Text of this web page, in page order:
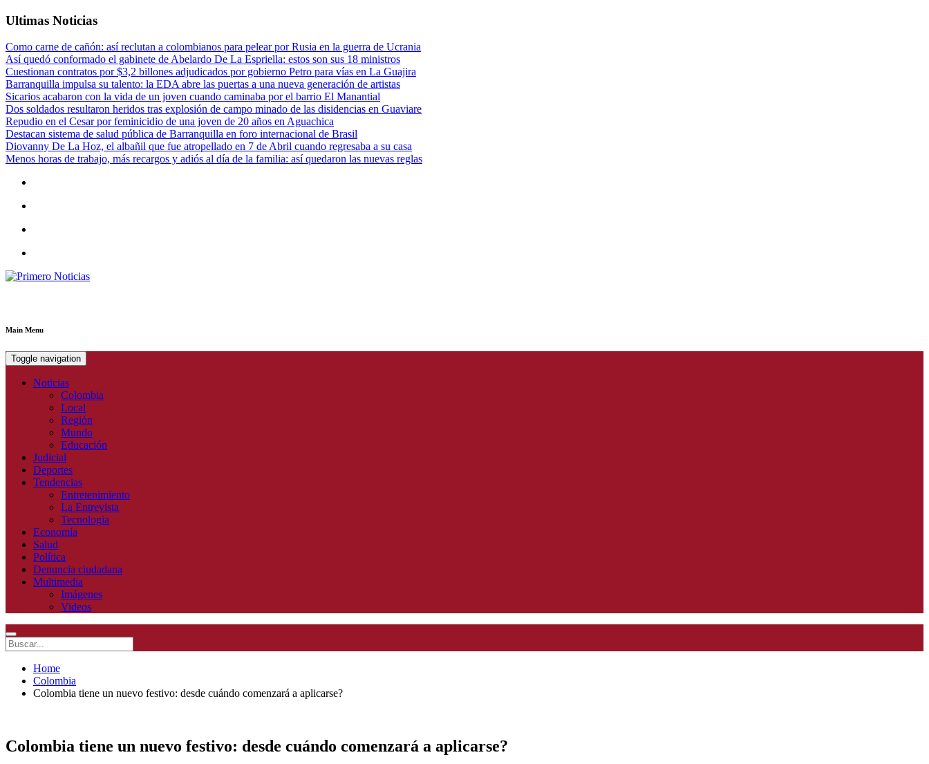
Ultimas Noticias
Como carne de cañón: así reclutan a colombianos para pelear por Rusia en la guerra de Ucrania
Así quedó conformado el gabinete de Abelardo De La Espriella: estos son sus 18 ministros
Cuestionan contratos por $3,2 billones adjudicados por gobierno Petro para vías en La Guajira
Barranquilla impulsa su talento: la EDA abre las puertas a una nueva generación de artistas
Sicarios acabaron con la vida de un joven cuando caminaba por el barrio El Manantial
Dos soldados resultaron heridos tras explosión de campo minado de las disidencias en Guaviare
Repudio en el Cesar por feminicidio de una joven de 20 años en Aguachica
Destacan sistema de salud pública de Barranquilla en foro internacional de Brasil
Diovanny De La Hoz, el albañil que fue atropellado en 7 de Abril cuando regresaba a su casa
Menos horas de trabajo, más recargos y adiós al día de la familia: así quedaron las nuevas reglas
Main Menu
Toggle navigation
Noticias
Colombia
Local
Región
Mundo
Educación
Judicial
Deportes
Tendencias
Entretenimiento
La Entrevista
Tecnologia
Economía
Salud
Política
Denuncia ciudadana
Multimedia
Imágenes
Videos
Home
Colombia
Colombia tiene un nuevo festivo: desde cuándo comenzará a aplicarse?
Colombia tiene un nuevo festivo: desde cuándo comenzará a aplicarse?